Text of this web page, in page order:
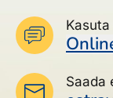
Saada